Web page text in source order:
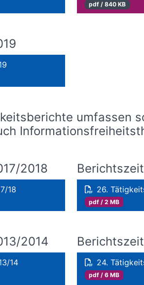
pdf / 840 KB
umfassen
2018
18 26.
pdf / 2 MB
2014
14 24.
pdf / 6 MB